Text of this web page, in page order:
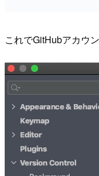
これでGitHubアカウ